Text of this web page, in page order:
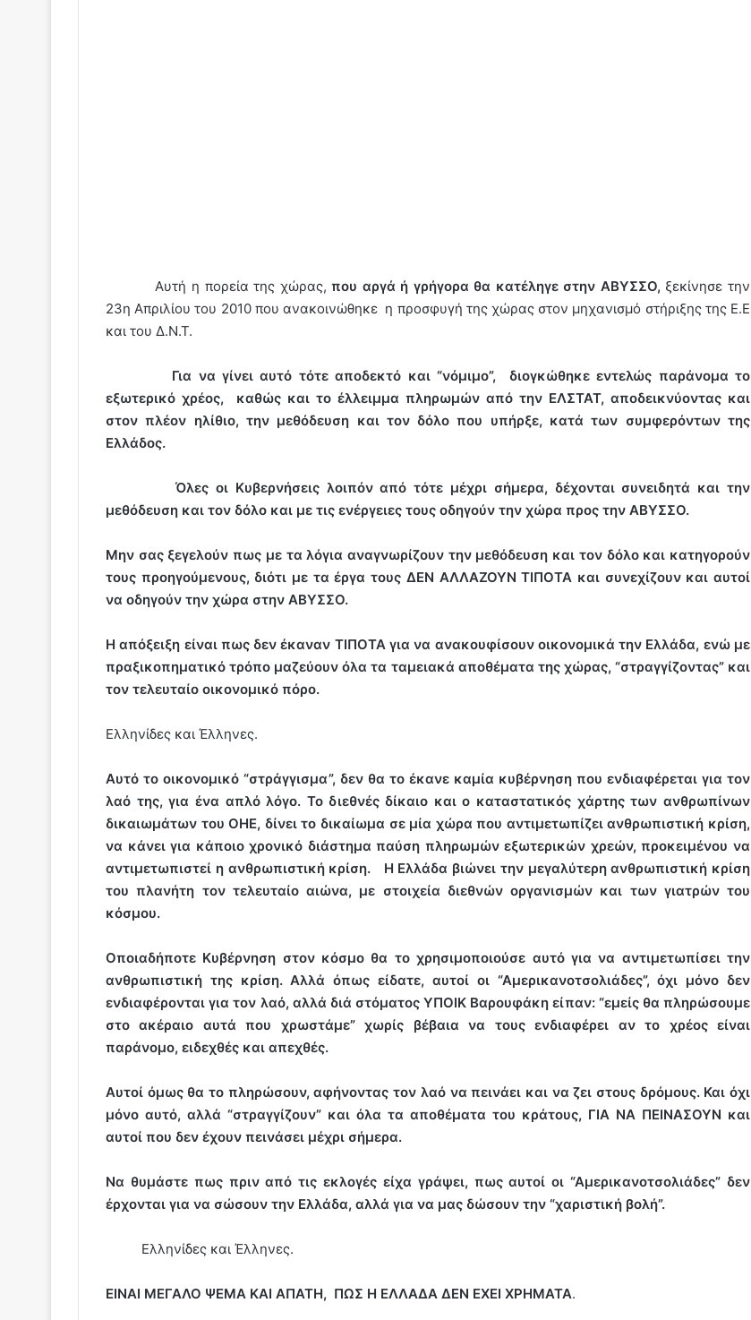
Αυτή η πορεία της χώρας,που αργά ή γρήγορα θα κατέληγε στην ΑΒΥΣΣΟ, ξεκίνησε την
23η Απριλίου του 2010 που ανακοινώθηκε η προσφυγή της χώρας στον μηχανισμό στήριξης της Ε.Ε
και του Δ.Ν.Τ.
Για να γίνει αυτό τότε αποδεκτό και “νόμιμο”,
διογκώθηκε εντελώς παράνομα το
εξωτερικό χρέος,
καθώς και το έλλειμμα πληρωμών από την ΕΛΣΤΑΤ, αποδεικνύοντας και
στον πλέον ηλίθιο, την μεθόδευση και τον δόλο που υπήρξε, κατά των συμφερόντων της
Ελλάδος.
Όλες οι Κυβερνήσεις λοιπόν από τότε μέχρι σήμερα, δέχονται συνειδητά και την
μεθόδευση και τον δόλο και με τις ενέργειες τους οδηγούν την χώρα προς την ΑΒΥΣΣΟ.
Μην σας ξεγελούν πως με τα λόγια αναγνωρίζουν την μεθόδευση και τον δόλο και κατηγορούν
τους προηγούμενους, διότι με τα έργα τους ΔΕΝ ΑΛΛΑΖΟΥΝ ΤΙΠΟΤΑ και συνεχίζουν και αυτοί
να οδηγούν την χώρα στην ΑΒΥΣΣΟ.
Η απόξειξη είναι πως δεν έκαναν ΤΙΠΟΤΑ για να ανακουφίσουν οικονομικά την Ελλάδα, ενώ με
πραξικοπηματικό τρόπο μαζεύουν όλα τα ταμειακά αποθέματα της χώρας, “στραγγίζοντας” και
τον τελευταίο οικονομικό πόρο.
Ελληνίδες και Έλληνες.
Αυτό το οικονομικό “στράγγισμα”, δεν θα το έκανε καμία κυβέρνηση που ενδιαφέρεται για τον
λαό της, για ένα απλό λόγο. Το διεθνές δίκαιο και ο καταστατικός χάρτης των ανθρωπίνων
δικαιωμάτων του ΟΗΕ, δίνει το δικαίωμα σε μία χώρα που αντιμετωπίζει ανθρωπιστική κρίση,
να κάνει για κάποιο χρονικό διάστημα παύση πληρωμών εξωτερικών χρεών, προκειμένου να
αντιμετωπιστεί η ανθρωπιστική κρίση.
Η Ελλάδα βιώνει την μεγαλύτερη ανθρωπιστική κρίση
του πλανήτη τον τελευταίο αιώνα, με στοιχεία διεθνών οργανισμών και των γιατρών του
κόσμου.
Οποιαδήποτε Κυβέρνηση στον κόσμο θα το χρησιμοποιούσε αυτό για να αντιμετωπίσει την
ανθρωπιστική της κρίση. Αλλά όπως είδατε, αυτοί οι “Αμερικανοτσολιάδες”, όχι μόνο δεν
ενδιαφέρονται για τον λαό, αλλά διά στόματος ΥΠΟΙΚ Βαρουφάκη είπαν: “εμείς θα πληρώσουμε
στο ακέραιο αυτά που χρωστάμε” χωρίς βέβαια να τους ενδιαφέρει αν το χρέος είναι
παράνομο, ειδεχθές και απεχθές.
Αυτοί όμως θα το πληρώσουν, αφήνοντας τον λαό να πεινάει και να ζει στους δρόμους. Και όχι
μόνο αυτό, αλλά “στραγγίζουν” και όλα τα αποθέματα του κράτους, ΓΙΑ ΝΑ ΠΕΙΝΑΣΟΥΝ και
αυτοί που δεν έχουν πεινάσει μέχρι σήμερα.
Να θυμάστε πως πριν από τις εκλογές είχα γράψει, πως αυτοί οι “Αμερικανοτσολιάδες” δεν
έρχονται για να σώσουν την Ελλάδα, αλλά για να μας δώσουν την “χαριστική βολή”.
Ελληνίδες και Έλληνες.
ΕΙΝΑΙ ΜΕΓΑΛΟ ΨΕΜΑ ΚΑΙ ΑΠΑΤΗ, ΠΩΣ Η ΕΛΛΑΔΑ ΔΕΝ ΕΧΕΙ ΧΡΗΜΑΤΑ.